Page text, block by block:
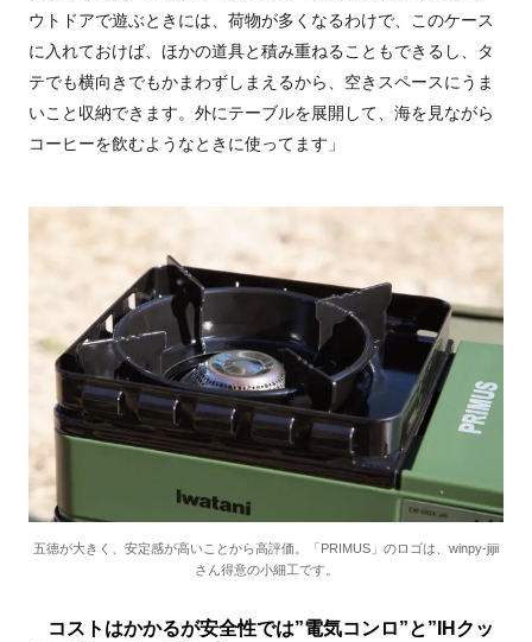
ウトドアで遊ぶときには、荷物が多くなるわけで、このケース
に入れておけば、ほかの道具と積み重ねることもできるし、タ
テでも横向きでもかまわずしまえるから、空きスペースにうま
いこと収納できます。外にテーブルを展開して、海を見ながら
コーヒーを飲むようなときに使ってます」
五徳が大きく、安定感が高いことから高評価。「PRIMUS」のロゴは、winpy-jijii
さん得意の小細工です。
コストはかかるが安全性では”電気コンロ”と”IHクッ